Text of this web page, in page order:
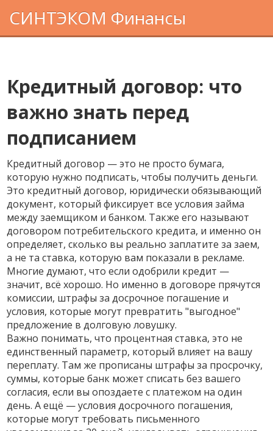
СИНТЭКОМ Финансы
Кредитный договор: что
важно знать перед
подписанием
Кредитный договор — это не просто бумага,
которую нужно подписать, чтобы получить деньги.
Это кредитный договор, юридически обязывающий
документ, который фиксирует все условия займа
между заемщиком и банком. Также его называют
договором потребительского кредита, и именно он
определяет, сколько вы реально заплатите за заем,
а не та ставка, которую вам показали в рекламе.
Многие думают, что если одобрили кредит —
значит, всё хорошо. Но именно в договоре прячутся
комиссии, штрафы за досрочное погашение и
условия, которые могут превратить "выгодное"
предложение в долговую ловушку.
Важно понимать, что процентная ставка,это не
единственный параметр, который влияет на вашу
переплату. Там же прописаны штрафы за просрочку,
суммы, которые банк может списать без вашего
согласия, если вы опоздаете с платежом на один
день. А ещё — условиядосрочного погашения,
которые могут требовать письменного